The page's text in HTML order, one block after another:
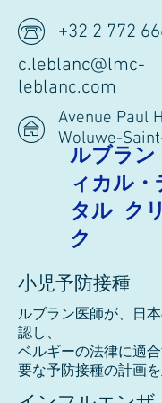
+32 2 772
c.leblanc@lmc-
leblanc.com
Avenue Paul
Woluwe-
ルブラ
ィカル・
タル ク
ク
小児予防接種
ルブラン医師が、日
認し、
ベルギーの法律に適合
要な予防接種の計画を